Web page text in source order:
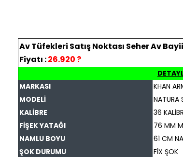
Av Tüfekleri Satış Noktası Seher Av Bayii
Fiyatı :26.920 ?
MARKASI
KHAN
MODELİ
NATURA
KALİBRE
36
FİŞEK YATAĞI
76 MM
NAMLU BOYU
61 CM
ŞOK DURUMU
FİX ŞOK